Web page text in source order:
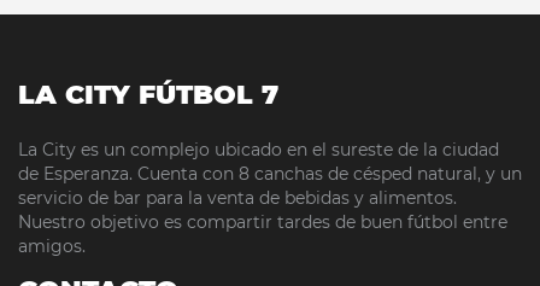
LA CITY FÚTBOL 7
La City es un complejo ubicado en el sureste de la ciudad
de Esperanza. Cuenta con 8 canchas de césped natural, y un
servicio de bar para la venta de bebidas y alimentos.
Nuestro objetivo es compartir tardes de buen fútbol entre
amigos.